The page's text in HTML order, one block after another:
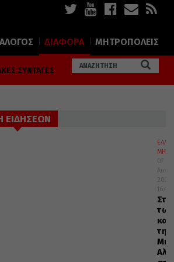
ΔΙΑΦΟΡΑ ΜΗΤΡΟΠΟΛΕΙΣ
ΣΥΝΤΑΓΕΣ
ΕΙΔΗΣΕΩΝ
ΕΛΛΑΔΑ
07
2026
16:45
των
της